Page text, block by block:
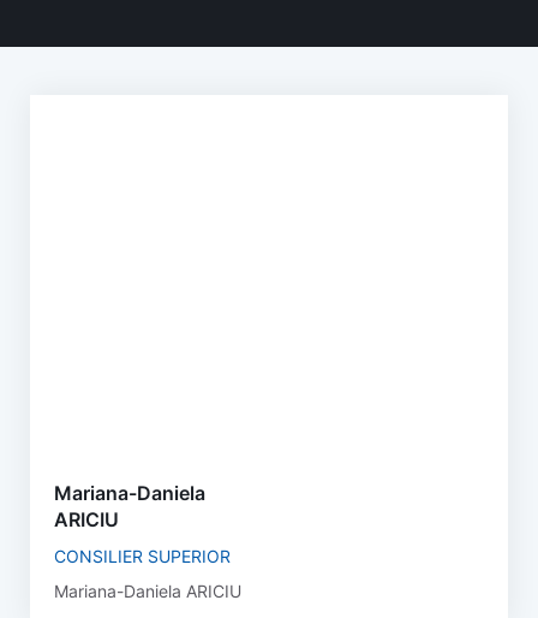
Mariana-Daniela
ARICIU
CONSILIER SUPERIOR
Mariana-Daniela ARICIU